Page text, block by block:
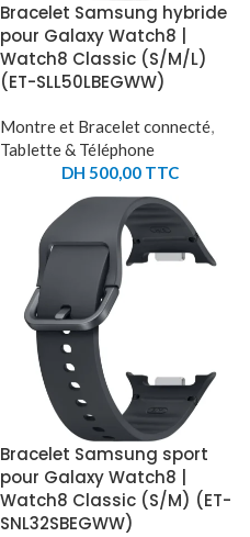
Bracelet Samsung hybride
pour Galaxy Watch8 |
Watch8 Classic (S/M/L)
(ET-SLL50LBEGWW)
Montre et Bracelet connecté,
Tablette & Téléphone
DH 500,00 TTC
Bracelet Samsung sport
pour Galaxy Watch8 |
Watch8 Classic (S/M) (ET-
SNL32SBEGWW)